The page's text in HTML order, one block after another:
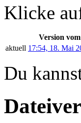
Klicke
Version vom
aktuell 17:54, 18. Mai
Du